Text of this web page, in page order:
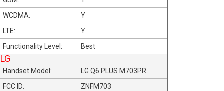
Y
Y
Best
LG
LG Q6 PLUS M703PR
ZNFM703